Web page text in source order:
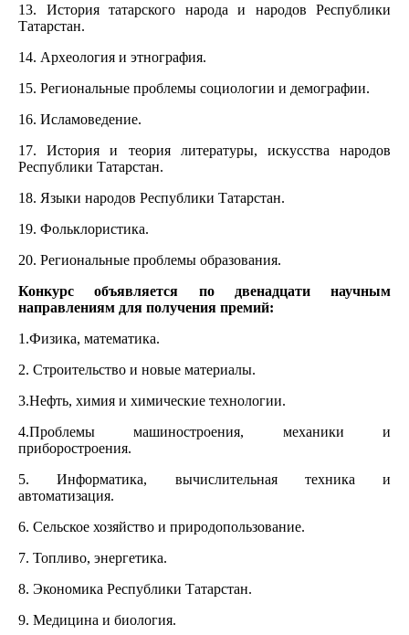
13. История татарского народа и народов Республики
Татарстан.
14. Археология и этнография.
15. Региональные проблемы социологии и демографии.
16. Исламоведение.
17. История и теория литературы, искусства народов
Республики Татарстан.
18. Языки народов Республики Татарстан.
19. Фольклористика.
20. Региональные проблемы образования.
Конкурс объявляется по двенадцати научным
направлениям для получения премий:
1.Физика, математика.
2. Строительство и новые материалы.
3.Нефть, химия и химические технологии.
4.Проблемы машиностроения, механики и
приборостроения.
5. Информатика, вычислительная техника и
автоматизация.
6. Сельское хозяйство и природопользование.
7. Топливо, энергетика.
8. Экономика Республики Татарстан.
9. Медицина и биология.